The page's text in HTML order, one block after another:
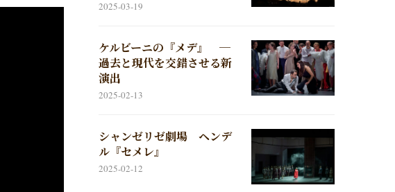
2025-03-19
ケルビーニの『メデ』 ─
過去と現代を交錯させる新
演出
2025-02-13
シャンゼリゼ劇場 ヘンデ
ル『セメレ』
2025-02-12